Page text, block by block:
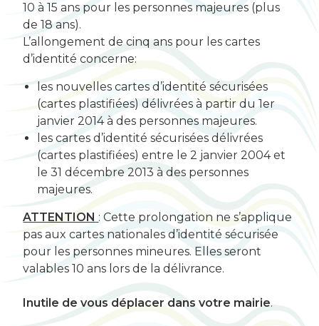
10 à 15 ans pour les personnes majeures (plus
de 18 ans).
L’allongement de cinq ans pour les cartes
d’identité concerne:
les nouvelles cartes d’identité sécurisées
(cartes plastifiées) délivrées à partir du 1er
janvier 2014 à des personnes majeures.
les cartes d’identité sécurisées délivrées
(cartes plastifiées) entre le 2 janvier 2004 et
le 31 décembre 2013 à des personnes
majeures.
ATTENTION : Cette prolongation ne s’applique
pas aux cartes nationales d’identité sécurisée
pour les personnes mineures. Elles seront
valables 10 ans lors de la délivrance.
Inutile de vous déplacer dans votre mairie.